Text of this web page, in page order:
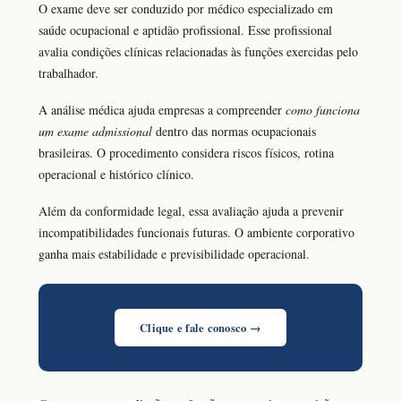
O exame deve ser conduzido por médico especializado em
saúde ocupacional e aptidão profissional. Esse profissional
avalia condições clínicas relacionadas às funções exercidas pelo
trabalhador.
A análise médica ajuda empresas a compreender como funciona
um exame admissional dentro das normas ocupacionais
brasileiras. O procedimento considera riscos físicos, rotina
operacional e histórico clínico.
Além da conformidade legal, essa avaliação ajuda a prevenir
incompatibilidades funcionais futuras. O ambiente corporativo
ganha mais estabilidade e previsibilidade operacional.
Clique e fale conosco →